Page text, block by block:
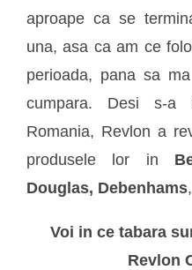
aproape ca se
una, asa ca am ce
perioada, pana sa
cumpara. Desi s-a
Romania, Revlon a
produsele lor in
Douglas, Debenhams
Voi in ce tabara
Revlon